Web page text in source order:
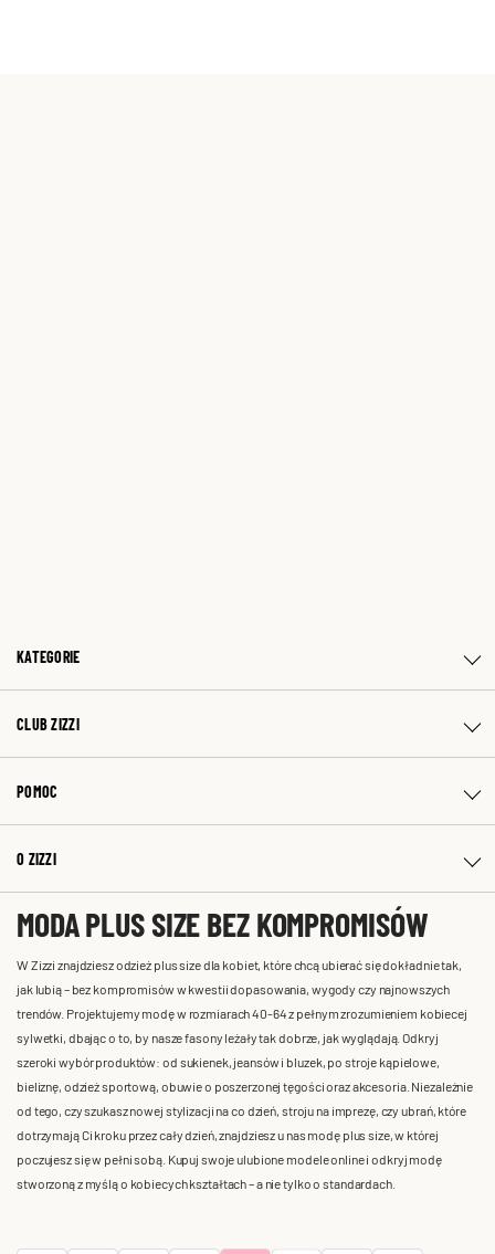
KATEGORIE
CLUB ZIZZI
POMOC
O ZIZZI
MODA PLUS SIZE BEZ KOMPROMISÓW
W Zizzi znajdziesz odzież plus size dla kobiet, które chcą ubierać się dokładnie tak,
jak lubią – bez kompromisów w kwestii dopasowania, wygody czy najnowszych
trendów. Projektujemy modę w rozmiarach 40-64 z pełnym zrozumieniem kobiecej
sylwetki, dbając o to, by nasze fasony leżały tak dobrze, jak wyglądają. Odkryj
szeroki wybór produktów: od sukienek, jeansów i bluzek, po stroje kąpielowe,
bieliznę, odzież sportową, obuwie o poszerzonej tęgości oraz akcesoria. Niezależnie
od tego, czy szukasz nowej stylizacji na co dzień, stroju na imprezę, czy ubrań, które
dotrzymają Ci kroku przez cały dzień, znajdziesz u nas modę plus size, w której
poczujesz się w pełni sobą. Kupuj swoje ulubione modele online i odkryj modę
stworzoną z myślą o kobiecych kształtach – a nie tylko o standardach.